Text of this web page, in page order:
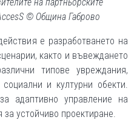
© Община Габрово
е разработването на
както и въвеждането
типове увреждания,
и културни обекти.
адаптивно управление на
устойчиво проектиране.